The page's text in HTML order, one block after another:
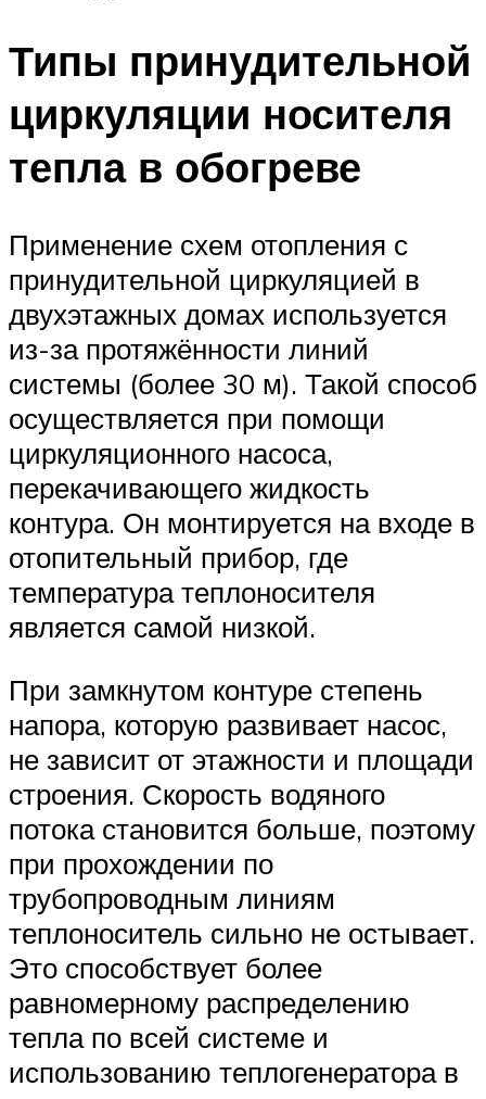
Типы принудительной
циркуляции носителя
тепла в обогреве
Применение схем отопления с
принудительной циркуляцией в
двухэтажных домах используется
из-за протяжённости линий
системы (более 30 м). Такой способ
осуществляется при помощи
циркуляционного насоса,
перекачивающего жидкость
контура. Он монтируется на входе в
отопительный прибор, где
температура теплоносителя
является самой низкой.
При замкнутом контуре степень
напора, которую развивает насос,
не зависит от этажности и площади
строения. Скорость водяного
потока становится больше, поэтому
при прохождении по
трубопроводным линиям
теплоноситель сильно не остывает.
Это способствует более
равномерному распределению
тепла по всей системе и
использованию теплогенератора в